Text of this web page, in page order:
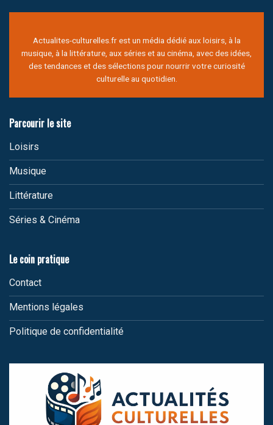
Actualites-culturelles.fr est un média dédié aux loisirs, à la
musique, à la littérature, aux séries et au cinéma, avec des idées,
des tendances et des sélections pour nourrir votre curiosité
culturelle au quotidien.
Parcourir le site
Loisirs
Musique
Littérature
Séries & Cinéma
Le coin pratique
Contact
Mentions légales
Politique de confidentialité